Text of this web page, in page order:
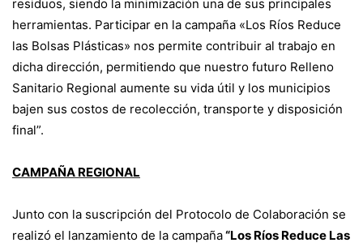
residuos, siendo la minimización una de sus principales
herramientas. Participar en la campaña «Los Ríos Reduce
las Bolsas Plásticas» nos permite contribuir al trabajo en
dicha dirección, permitiendo que nuestro futuro Relleno
Sanitario Regional aumente su vida útil y los municipios
bajen sus costos de recolección, transporte y disposición
final”.
CAMPAÑA REGIONAL
Junto con la suscripción del Protocolo de Colaboración se
realizó el lanzamiento de la campaña“Los Ríos Reduce Las